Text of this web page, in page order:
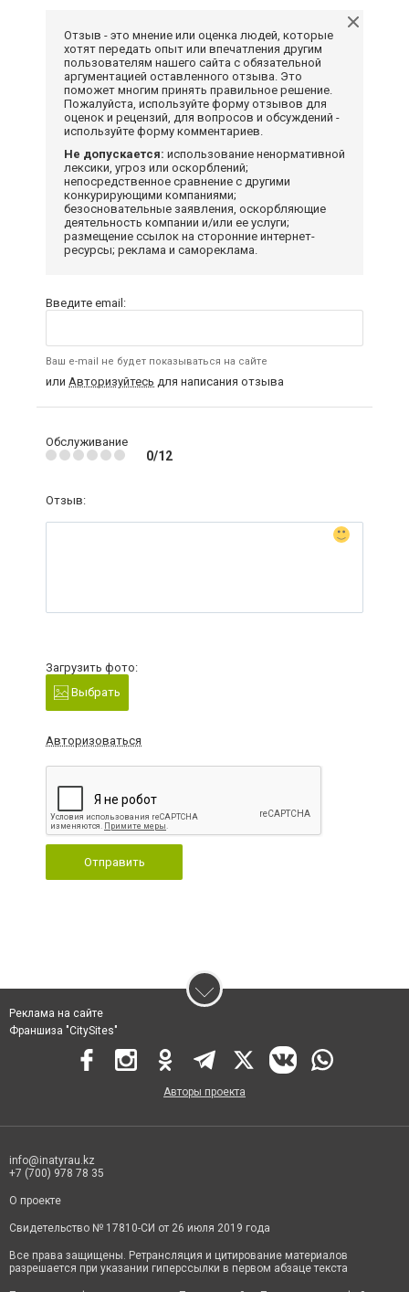
Отзыв - это мнение или оценка людей, которые
хотят передать опыт или впечатления другим
пользователям нашего сайта с обязательной
аргументацией оставленного отзыва. Это
поможет многим принять правильное решение.
Пожалуйста, используйте форму отзывов для
оценок и рецензий, для вопросов и обсуждений -
используйте форму комментариев.
Не допускается: использование ненормативной
лексики, угроз или оскорблений;
непосредственное сравнение с другими
конкурирующими компаниями;
безосновательные заявления, оскорбляющие
деятельность компании и/или ее услуги;
размещение ссылок на сторонние интернет-
ресурсы; реклама и самореклама.
Введите email:
Ваш e-mail не будет показываться на сайте
или Авторизуйтесь для написания отзыва
Обслуживание
0/12
Отзыв:
Загрузить фото:
Выбрать
Авторизоваться
Отправить
Реклама на сайте
Франшиза "CitySites"
Авторы проекта
info@inatyrau.kz
+7 (700) 978 78 35
О проекте
Свидетельство № 17810-СИ от 26 июля 2019 года
Все права защищены. Ретрансляция и цитирование материалов
разрешается при указании гиперссылки в первом абзаце текста